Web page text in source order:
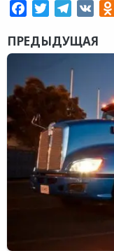
FacebookTwitterTelegram
VK
ПРЕДЫДУЩАЯ